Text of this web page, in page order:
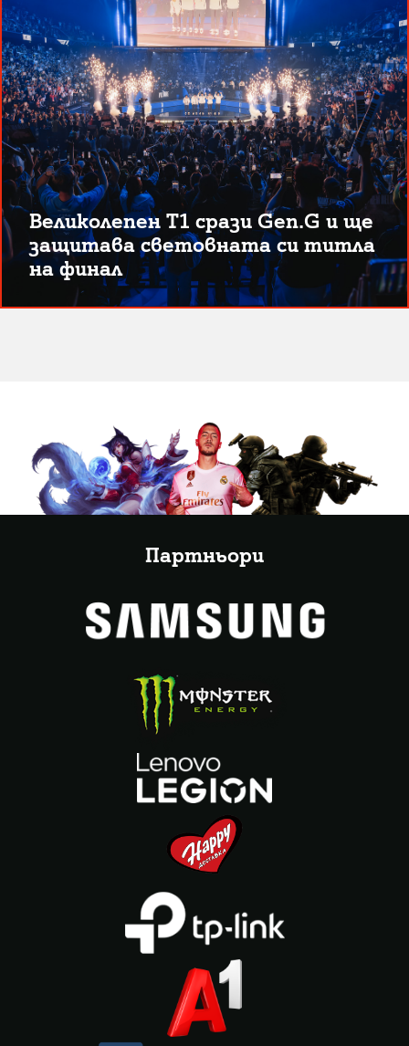
Великолепен T1 срази Gen.G и ще
защитава световната си титла
на финал
Партньори